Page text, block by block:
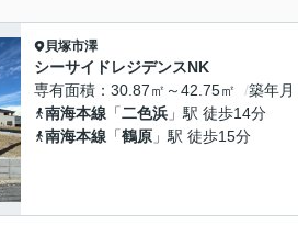
貝塚市澤
シーサイドレジデンスNK
専有面積
30.87㎡～42.75㎡ 築年月
南海本線 「二色浜 」駅 徒歩14分
南海本線 「鶴原 」駅 徒歩15分